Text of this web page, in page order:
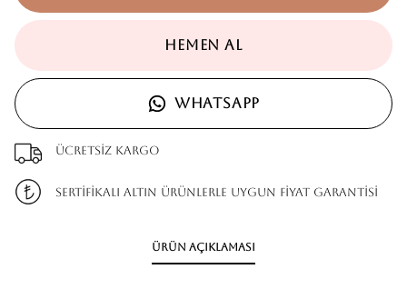
HEMEN AL
WHATSAPP
Ücretsiz kargo
SERTİFİKALI ALTIN ÜRÜNLERLE UYGUN FİYAT GARANTİSİ
Ürün Açıklaması